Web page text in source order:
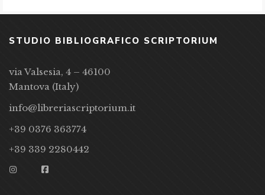
STUDIO BIBLIOGRAFICO SCRIPTORIUM
via Valsesia, 4 – 46100
Mantova (Italy)
info@libreriascriptorium.it
+39 0376 363774
+39 339 2280442